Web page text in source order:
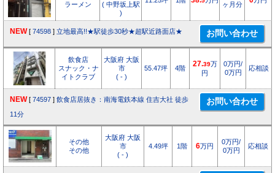
ラーメン
( 中野坂上駅
)
ヶ月分
NEW [ 74598 ] 立地最高!!★駅徒歩30秒★超駅近路面店★
飲食店
スナック・ナ
イトクラブ
大阪府 大阪
市
( - )
55.47坪 4階
27.39万
円
0万円/
0万円
応相談
NEW [ 74597 ] 飲食店居抜き：南海電鉄本線 住吉大社 徒歩
11分
その他
その他
大阪府 大阪
市
( - )
4.49坪 1階 6万円
0万円/
0万円
応相談